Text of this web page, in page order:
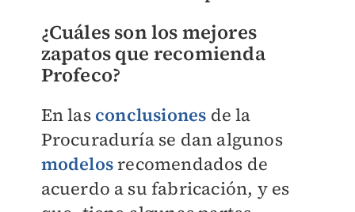
¿Cuáles son los mejores
zapatos que recomienda
Profeco?
En las conclusiones de la
Procuraduría se dan algunos
modelosrecomendados de
acuerdo a su fabricación, y es